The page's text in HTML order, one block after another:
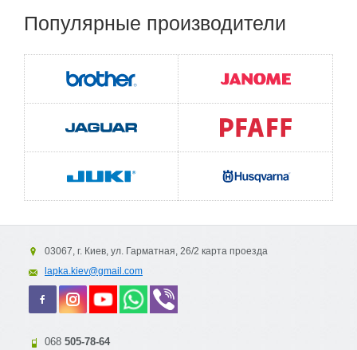
Популярные производители
03067, г. Киев, ул. Гарматная, 26/2 карта проезда
lapka.kiev@gmail.com
068 505-78-64